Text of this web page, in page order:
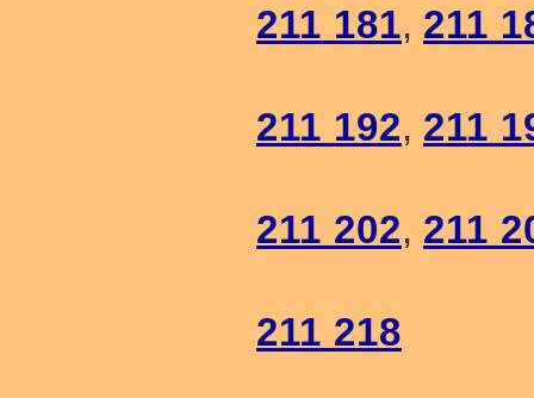
211 181, 211
211 192, 211
211 202, 211
211 218